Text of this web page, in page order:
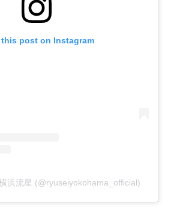
this post on Instagram
浜流星 (@ryuseiyokohama_official)